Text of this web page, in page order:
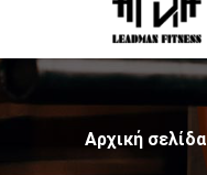
Αρχική σελίδα